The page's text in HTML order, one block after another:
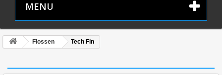
MENU
Flossen Tech Fin